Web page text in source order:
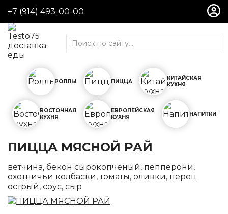
+7 (914) 493-00-00
Роллы
Холодные роллы
Поке
Сеты
Пицца
Пицца на тонком тесте
Cheezze Pizza
Китайская кухня
Салаты
РОЛЛЫ ПИЦЦА
КИТАЙСКАЯ
КУХНЯ
ВОСТОЧНАЯ
КУХНЯ
ЕВРОПЕЙСКАЯ
КУХНЯ
НАПИТКИ
ПИЦЦА МЯСНОЙ РАЙ
ветчина, бекон сырокопченый, пепперони,
охотничьи колбаски, томаты, оливки, перец
острый, соус, сыр